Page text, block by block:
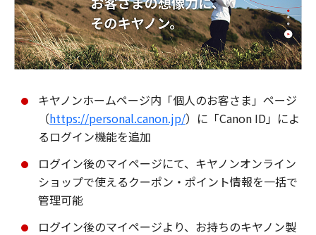
キヤノンホームページ内「個人のお客さま」ページ
（https://personal.canon.jp/）に「Canon ID」によ
るログイン機能を追加
ログイン後のマイページにて、キヤノンオンライン
ショップで使えるクーポン・ポイント情報を一括で
管理可能
ログイン後のマイページより、お持ちのキヤノン製